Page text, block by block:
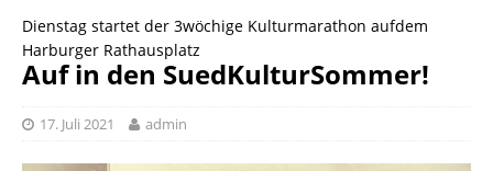
Dienstag startet der 3wöchige Kulturmarathon aufdem
Harburger Rathausplatz
Auf in den SuedKulturSommer!
17. Juli 2021 admin